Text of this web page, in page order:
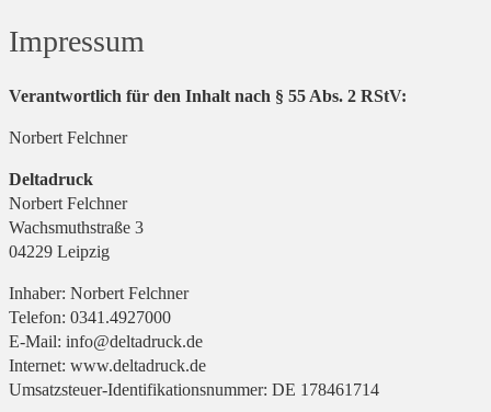
Impressum
Verantwortlich für den Inhalt nach § 55 Abs. 2 RStV:
Norbert Felchner
Deltadruck
Norbert Felchner
Wachsmuthstraße 3
04229 Leipzig
Inhaber: Norbert Felchner
Telefon: 0341.4927000
E-Mail: info@deltadruck.de
Internet: www.deltadruck.de
Umsatzsteuer-Identifikationsnummer: DE 178461714